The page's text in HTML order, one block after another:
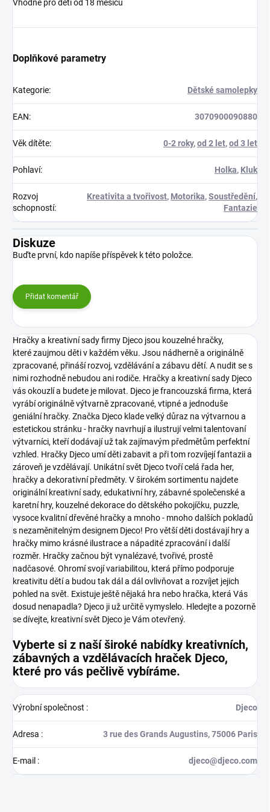
Vhodné pro děti od 18 měsíců
Doplňkové parametry
Kategorie: Dětské samolepky
EAN: 3070900090880
Věk dítěte: 0-2 roky,od 2 let,od 3 let
Pohlaví: Holka, Kluk
Rozvoj
schopností:
Kreativita a tvořivost, Motorika,Soustředění,
Fantazie
Diskuze
Buďte první, kdo napíše příspěvek k této položce.
Přidat komentář
Hračky a kreativní sady firmy Djeco jsou kouzelné hračky,
které zaujmou děti v každém věku. Jsou nádherně a originálně
zpracované, přináší rozvoj, vzdělávání a zábavu dětí. A nudit se s
nimi rozhodně nebudou ani rodiče. Hračky a kreativní sady Djeco
vás okouzlí a budete je milovat. Djeco je francouzská firma, která
vyrábí originálně výtvarně zpracované, vtipné a jednoduše
geniální hračky. Značka Djeco klade velký důraz na výtvarnou a
estetickou stránku - hračky navrhují a ilustrují velmi talentovaní
výtvarníci, kteří dodávají už tak zajímavým předmětům perfektní
vzhled. Hračky Djeco umí děti zabavit a při tom rozvíjejí fantazii a
zároveň je vzdělávají. Unikátní svět Djeco tvoří celá řada her,
hračky a dekorativní předměty. V širokém sortimentu najdete
originální kreativní sady, edukativní hry, zábavné společenské a
karetní hry, kouzelné dekorace do dětského pokojíčku, puzzle,
vysoce kvalitní dřevěné hračky a mnoho - mnoho dalších pokladů
s nezaměnitelným designem Djeco! Pro větší děti dostávají hry a
hračky mimo krásné ilustrace a nápadité zpracování i další
rozměr. Hračky začnou být vynalézavé, tvořivé, prostě
nadčasové. Ohromí svojí variabilitou, která přímo podporuje
kreativitu dětí a budou tak dál a dál ovlivňovat a rozvíjet jejich
pohled na svět. Existuje ještě nějaká hra nebo hračka, která Vás
dosud nenapadla? Djeco ji už určitě vymyslelo. Hledejte a pozorně
se dívejte, kreativní svět Djeco je Vám otevřený.
Vyberte si z naší široké nabídky kreativních,
zábavných a vzdělávacích hraček Djeco,
které pro vás pečlivě vybíráme.
Výrobní společnost : Djeco
Adresa : 3 rue des Grands Augustins, 75006 Paris
E-mail : djeco@djeco.com